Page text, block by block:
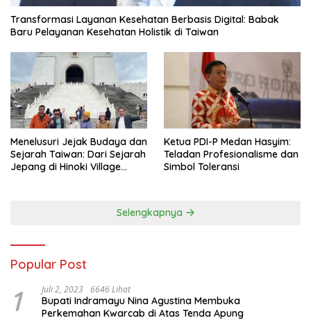
Transformasi Layanan Kesehatan Berbasis Digital: Babak
Baru Pelayanan Kesehatan Holistik di Taiwan
Menelusuri Jejak Budaya dan
Sejarah Taiwan: Dari Sejarah
Jepang di Hinoki Village
Ketua PDI-P Medan Hasyim:
Teladan Profesionalisme dan
Simbol Toleransi
Selengkapnya
Popular Post
1 Juli 2, 2023 6646 Lihat
Bupati Indramayu Nina Agustina Membuka
Perkemahan Kwarcab di Atas Tenda Apung